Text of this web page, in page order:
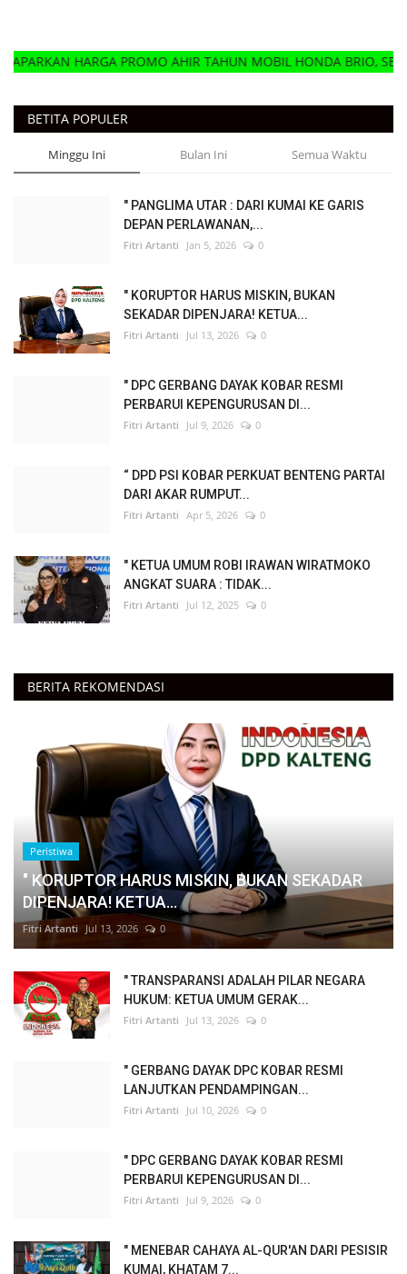
HARGA PROMO AHIR TAHUN MOBIL HONDA BRIO, SEGERA
BETITA POPULER
Minggu Ini Bulan Ini Semua Waktu
" PANGLIMA UTAR : DARI KUMAI KE GARIS
DEPAN PERLAWANAN,...
Fitri Artanti Jan 5, 2026 0
" KORUPTOR HARUS MISKIN, BUKAN
SEKADAR DIPENJARA! KETUA...
Fitri Artanti Jul 13, 2026 0
" DPC GERBANG DAYAK KOBAR RESMI
PERBARUI KEPENGURUSAN DI...
Fitri Artanti Jul 9, 2026 0
“ DPD PSI KOBAR PERKUAT BENTENG PARTAI
DARI AKAR RUMPUT...
Fitri Artanti Apr 5, 2026 0
" KETUA UMUM ROBI IRAWAN WIRATMOKO
ANGKAT SUARA : TIDAK...
Fitri Artanti Jul 12, 2025 0
BERITA REKOMENDASI
Peristiwa
" KORUPTOR HARUS MISKIN, BUKAN SEKADAR
DIPENJARA! KETUA...
Fitri Artanti Jul 13, 2026 0
" TRANSPARANSI ADALAH PILAR NEGARA
HUKUM: KETUA UMUM GERAK...
Fitri Artanti Jul 13, 2026 0
" GERBANG DAYAK DPC KOBAR RESMI
LANJUTKAN PENDAMPINGAN...
Fitri Artanti Jul 10, 2026 0
" DPC GERBANG DAYAK KOBAR RESMI
PERBARUI KEPENGURUSAN DI...
Fitri Artanti Jul 9, 2026 0
" MENEBAR CAHAYA AL-QUR'AN DARI PESISIR
KUMAI, KHATAM 7...